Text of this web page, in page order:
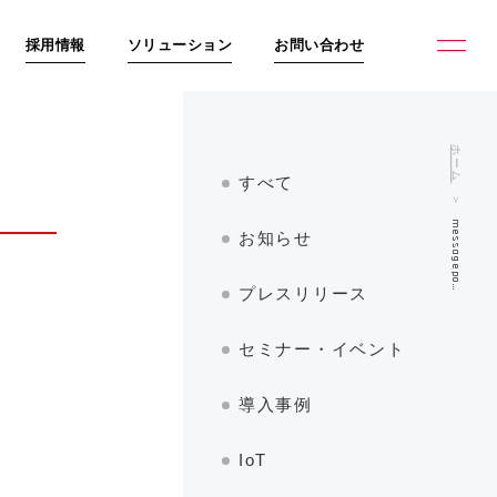
採用情報 ソリューション お問い合わせ
ホーム
messagepo…
すべて
お知らせ
プレスリリース
セミナー・イベント
導入事例
IoT